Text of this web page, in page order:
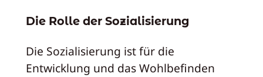
Die Rolle der Sozialisierung
Die Sozialisierung ist für die
Entwicklung und das Wohlbefinden